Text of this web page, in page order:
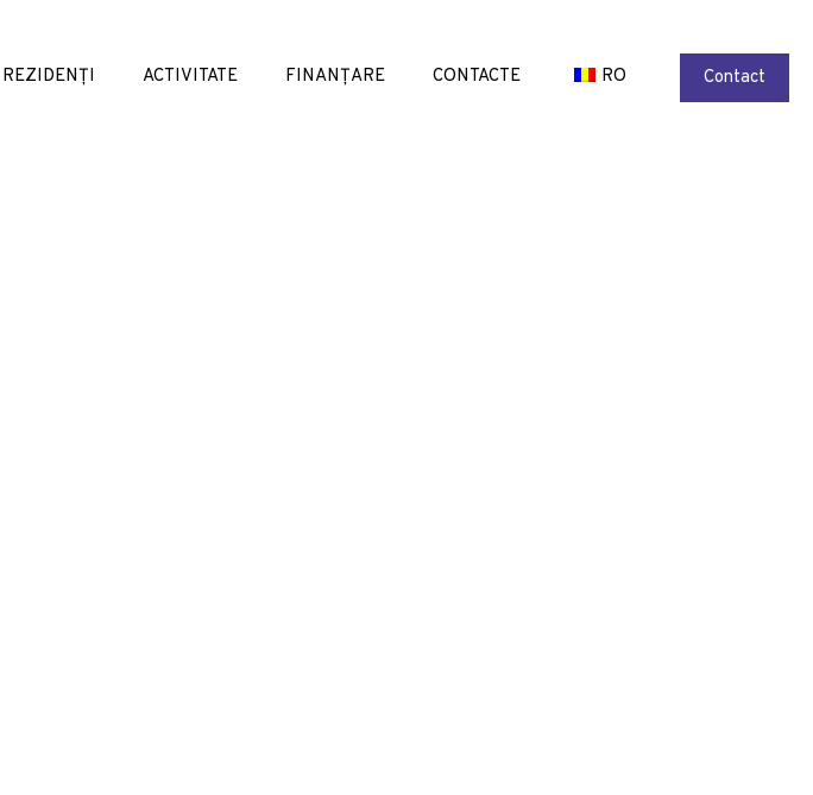
REZIDENȚI ACTIVITATE FINANȚARE CONTACTE RO Contact